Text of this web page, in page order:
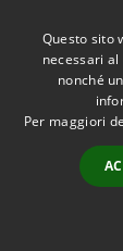
Note
Piano
Questo sito
necessari
nonché
Per maggiori